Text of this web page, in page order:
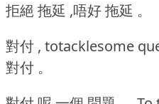
拒絕 拖延 ,唔好 拖延 。
對付 , totacklesome
對付 。